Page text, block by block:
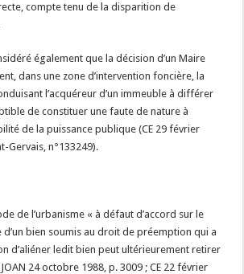
compte tenu de la disparition de
également que la décision d’un Maire
dans une zone d’intervention foncière, la
l’acquéreur d’un immeuble à différer
de constituer une faute de nature à
de la puissance publique (CE 29 février
Gervais, n°133249).
de l’urbanisme « à défaut d’accord sur le
bien soumis au droit de préemption qui a
d’aliéner ledit bien peut ultérieurement retirer
24 octobre 1988, p. 3009 ; CE 22 février